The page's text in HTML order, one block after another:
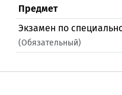
Предмет
Экзамен по
(Обязательный)